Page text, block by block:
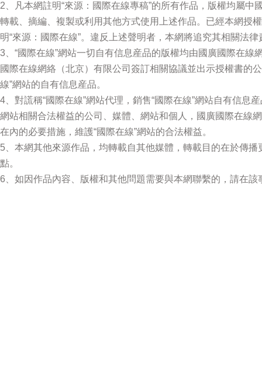
2、凡本網註明“來源：國際在線專稿”的所有作品，版權均屬
轉載、摘編、複製或利用其他方式使用上述作品。已經本網授
明“來源：國際在線”。違反上述聲明者，本網將追究其相關法律
3、“國際在線”網站一切自有信息産品的版權均由國廣國際在
國際在線網絡（北京）有限公司簽訂相關協議並出示授權書的
線”網站的自有信息産品。
4、對謊稱“國際在線”網站代理，銷售“國際在線”網站自有信息
網站相關合法權益的公司、媒體、網站和個人，國廣國際在線
在內的必要措施，維護“國際在線”網站的合法權益。
5、本網其他來源作品，均轉載自其他媒體，轉載目的在於傳
點。
6、如因作品內容、版權和其他問題需要與本網聯繫的，請在